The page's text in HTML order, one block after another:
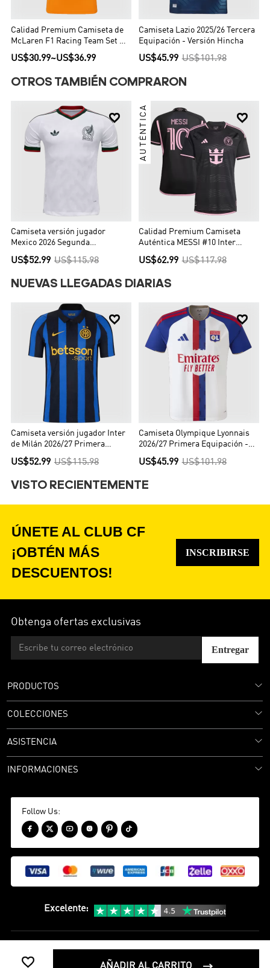

Calidad Premium Camiseta de
McLaren F1 Racing Team Set Up
T-Shirt Orange Hombre Naranja
US$30.99~US$36.99
Camiseta Lazio 2025/26 Tercera
Equipación - Versión Hincha
US$45.99 US$101.98
OTROS TAMBIÉN COMPRARON

Camiseta versión jugador
Mexico 2026 Segunda
Equipación Copa del Mundo -
Versión Jugador
US$52.99 US$115.98

AUTÉNTICA
Calidad Premium Camiseta
Auténtica MESSI #10 Inter
Miami CF Segunda Equipación
Visitante Hombre - Versión
US$62.99 US$117.98
NUEVAS LLEGADAS DIARIAS

Camiseta versión jugador Inter
de Milán 2026/27 Primera
Equipación - Versión Jugador
US$52.99 US$115.98

Camiseta Olympique Lyonnais
2026/27 Primera Equipación -
Versión Hincha
US$45.99 US$101.98
VISTO RECIENTEMENTE
ÚNETE AL CLUB CF
¡OBTÉN MÁS
DESCUENTOS!
INSCRIBIRSE
Obtenga ofertas exclusivas
Entregar
PRODUCTOS
COLECCIONES
ASISTENCIA
INFORMACIONES
Follow Us:
     
Excelente:
política de privacidad Términos y condiciones
2020-2026 camisetasfutbol Camisetas Futbol Todos los Derechos